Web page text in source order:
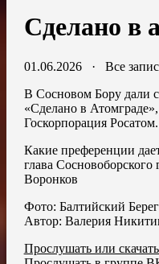
Сделано в
01.06.2026· Все
В Сосновом Бору дали
«Сделано в
Госкорпорация Росатом.
Какие преференции
глава
Воронков
Фото: Балтийский Берег
Автор: Валерия
Прослушать или